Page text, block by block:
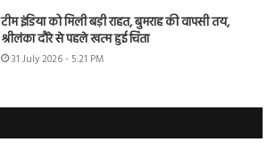
टीम इंडिया को मिली बड़ी राहत, बुमराह की वापसी तय,
श्रीलंका दौरे से पहले खत्म हुई चिंता
31 July 2026 - 5:21 PM